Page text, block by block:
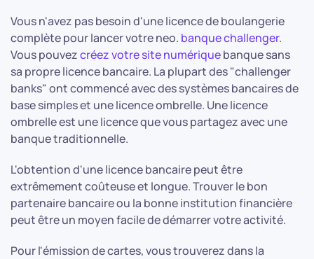
Vous n'avez pas besoin d'une licence de boulangerie
complète pour lancer votre neo. banque challenger.
Vous pouvezcréez votre site numériquebanque sans
sa propre licence bancaire. La plupart des "challenger
banks" ont commencé avec des systèmes bancaires de
base simples et une licence ombrelle. Une licence
ombrelle est une licence que vous partagez avec une
banque traditionnelle.
L'obtention d'une licence bancaire peut être
extrêmement coûteuse et longue. Trouver le bon
partenaire bancaire ou la bonne institution financière
peut être un moyen facile de démarrer votre activité.
Pour l'émission de cartes, vous trouverez dans la